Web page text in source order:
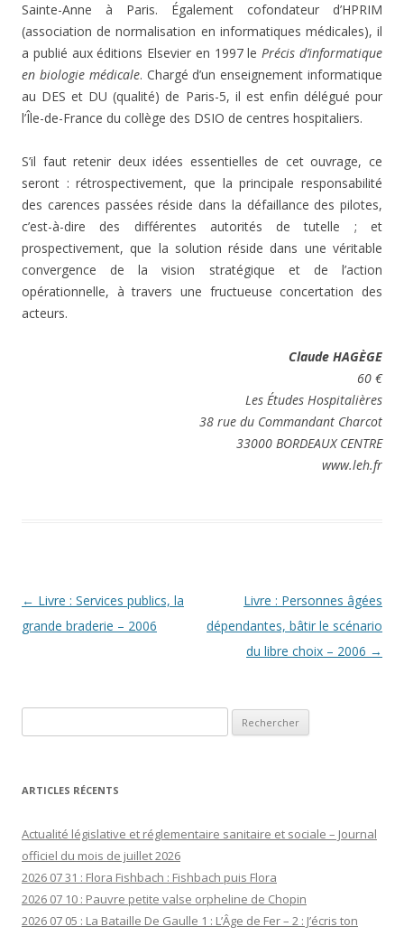
Sainte-Anne à Paris. Également cofondateur d’HPRIM
(association de normalisation en informatiques médicales), il
a publié aux éditions Elsevier en 1997 lePrécis d’informatique
en biologie médicale. Chargé d’un enseignement informatique
au DES et DU (qualité) de Paris-5, il est enfin délégué pour
l’Île-de-France du collège des DSIO de centres hospitaliers.
S’il faut retenir deux idées essentielles de cet ouvrage, ce
seront : rétrospectivement, que la principale responsabilité
des carences passées réside dans la défaillance des pilotes,
c’est-à-dire des différentes autorités de tutelle ; et
prospectivement, que la solution réside dans une véritable
convergence de la vision stratégique et de l’action
opérationnelle, à travers une fructueuse concertation des
acteurs.
Claude HAGÈGE
60 €
Les Études Hospitalières
38 rue du Commandant Charcot
33000 BORDEAUX CENTRE
www.leh.fr
Navigation
des
← Livre : Services publics, la
grande braderie – 2006
Livre : Personnes âgées
dépendantes, bâtir le scénario
du libre choix – 2006 →
ARTICLES RÉCENTS
Actualité législative et réglementaire sanitaire et sociale – Journal
officiel du mois de juillet 2026
2026 07 31 : Flora Fishbach : Fishbach puis Flora
2026 07 10 : Pauvre petite valse orpheline de Chopin
2026 07 05 : La Bataille De Gaulle 1 : L’Âge de Fer – 2 : J’écris ton